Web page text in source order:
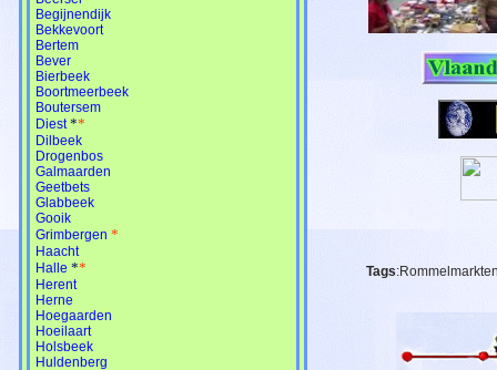
Begijnendijk
Bekkevoort
Bertem
Bever
Bierbeek
Boortmeerbeek
Boutersem
Diest **
Dilbeek
Drogenbos
Galmaarden
Geetbets
Glabbeek
Gooik
Grimbergen *
Haacht
Halle **
Herent
Herne
Hoegaarden
Hoeilaart
Holsbeek
Huldenberg
Tags